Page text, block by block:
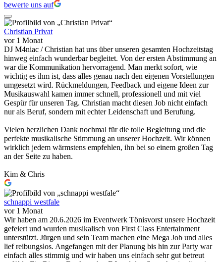
bewerte uns auf
Christian Privat
vor 1 Monat
DJ M4niac / Christian hat uns über unseren gesamten Hochzeitstag
hinweg einfach wunderbar begleitet. Von der ersten Abstimmung an
war die Kommunikation hervorragend. Man merkt sofort, wie
wichtig es ihm ist, dass alles genau nach den eigenen Vorstellungen
umgesetzt wird. Rückmeldungen, Feedback und eigene Ideen zur
Musikauswahl kamen immer schnell, professionell und mit viel
Gespür für unseren Tag. Christian macht diesen Job nicht einfach
nur als Beruf, sondern mit echter Leidenschaft und Berufung.
Vielen herzlichen Dank nochmal für die tolle Begleitung und die
perfekte musikalische Stimmung an unserer Hochzeit. Wir können
wirklich jedem wärmstens empfehlen, ihn bei so einem großen Tag
an der Seite zu haben.
Kim & Chris
schnappi westfale
vor 1 Monat
Wir haben am 20.6.2026 im Eventwerk Tönisvorst unsere Hochzeit
gefeiert und wurden musikalisch von First Class Entertainment
unterstützt. Jürgen und sein Team machen eine Mega Job und alles
lief reibungslos. Angefangen mit der Planung bis hin zur Party war
einfach alles stimmig und wir haben uns einfach sehr gut betreut